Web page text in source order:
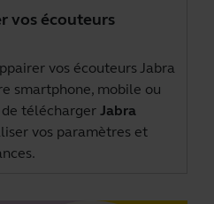
vos écouteurs
vos écouteurs Jabra
smartphone, mobile ou
télécharger Jabra
vos paramètres et